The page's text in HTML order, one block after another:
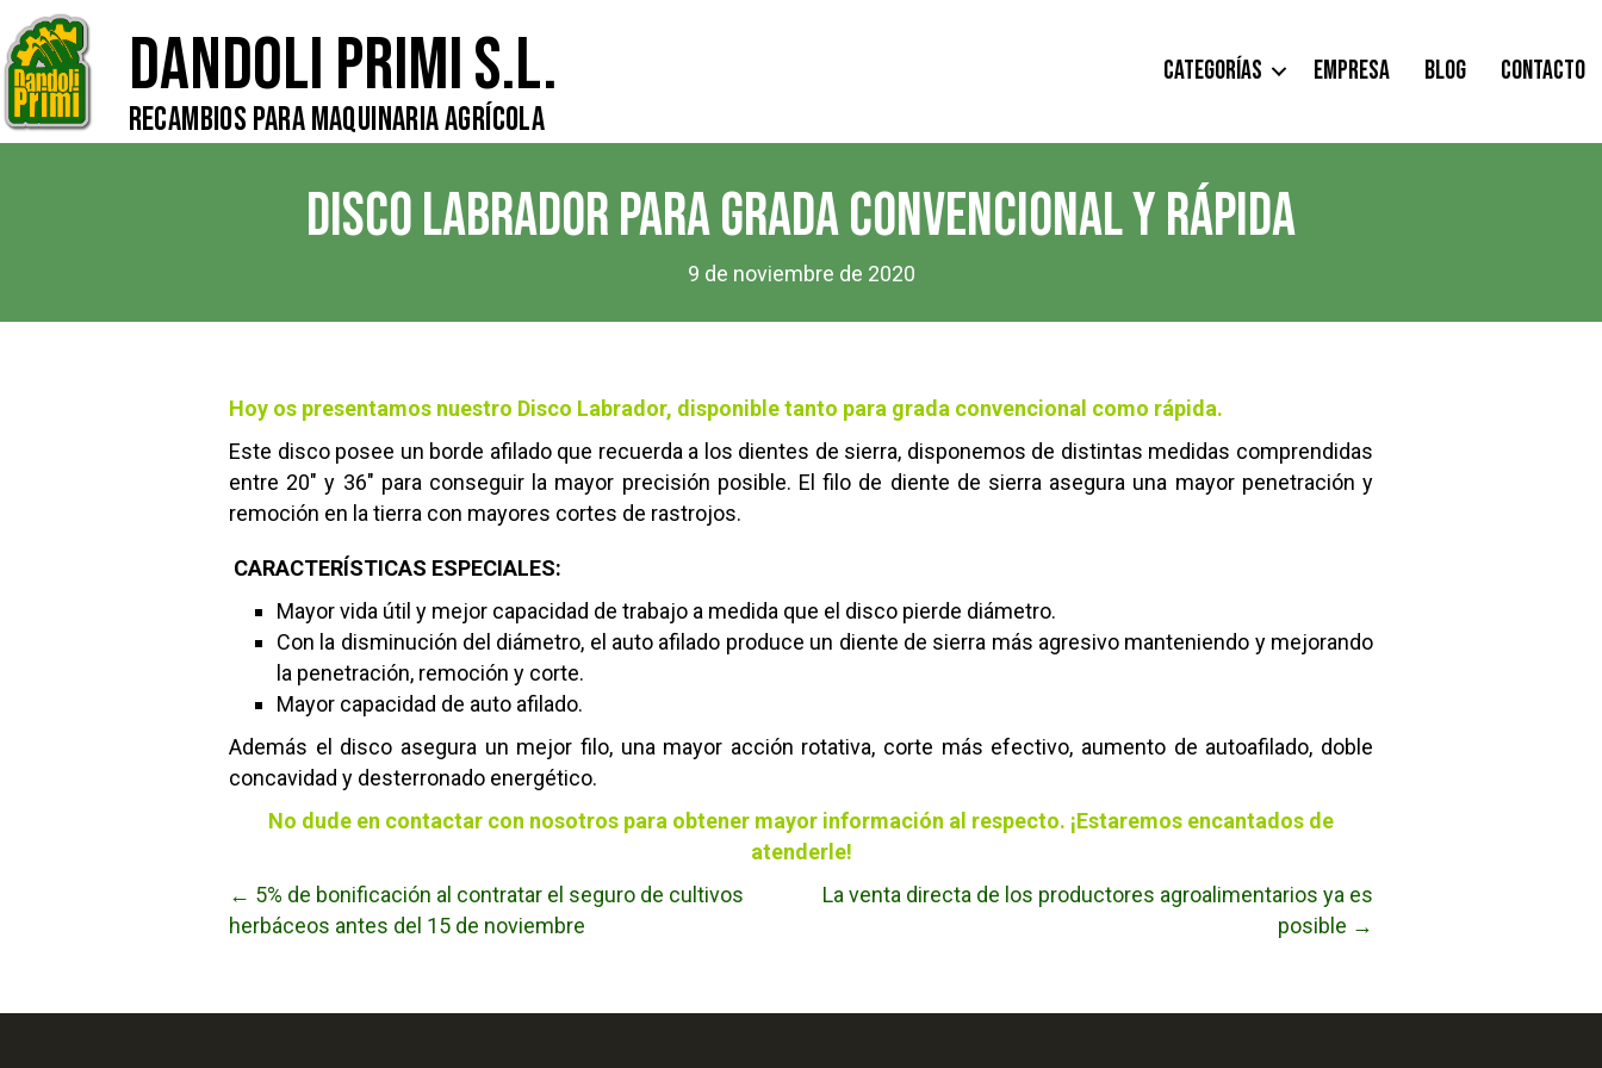
Dandoli Primi S.L.
Recambios para Maquinaria Agrícola
CATEGORÍAS EMPRESA BLOG CONTACTO
DISCO LABRADOR PARA GRADA CONVENCIONAL Y RÁPIDA
9 de noviembre de 2020
Hoy os presentamos nuestro Disco Labrador, disponible tanto para grada convencional como rápida.
Este disco posee un borde afilado que recuerda a los dientes de sierra, disponemos de distintas medidas comprendidas
entre 20″ y 36″ para conseguir la mayor precisión posible. El filo de diente de sierra asegura una mayor penetración y
remoción en la tierra con mayores cortes de rastrojos.
CARACTERÍSTICAS ESPECIALES:
Mayor vida útil y mejor capacidad de trabajo a medida que el disco pierde diámetro.
Con la disminución del diámetro, el auto afilado produce un diente de sierra más agresivo manteniendo y mejorando
la penetración, remoción y corte.
Mayor capacidad de auto afilado.
Además el disco asegura un mejor filo, una mayor acción rotativa, corte más efectivo, aumento de autoafilado, doble
concavidad y desterronado energético.
No dude en contactar con nosotros para obtener mayor información al respecto. ¡Estaremos encantados de
atenderle!
Posts
← 5% de bonificación al contratar el seguro de cultivos
herbáceos antes del 15 de noviembre
La venta directa de los productores agroalimentarios ya es
posible →